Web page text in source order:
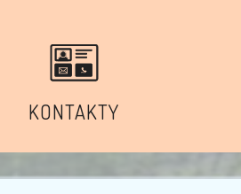
KONTAKTY